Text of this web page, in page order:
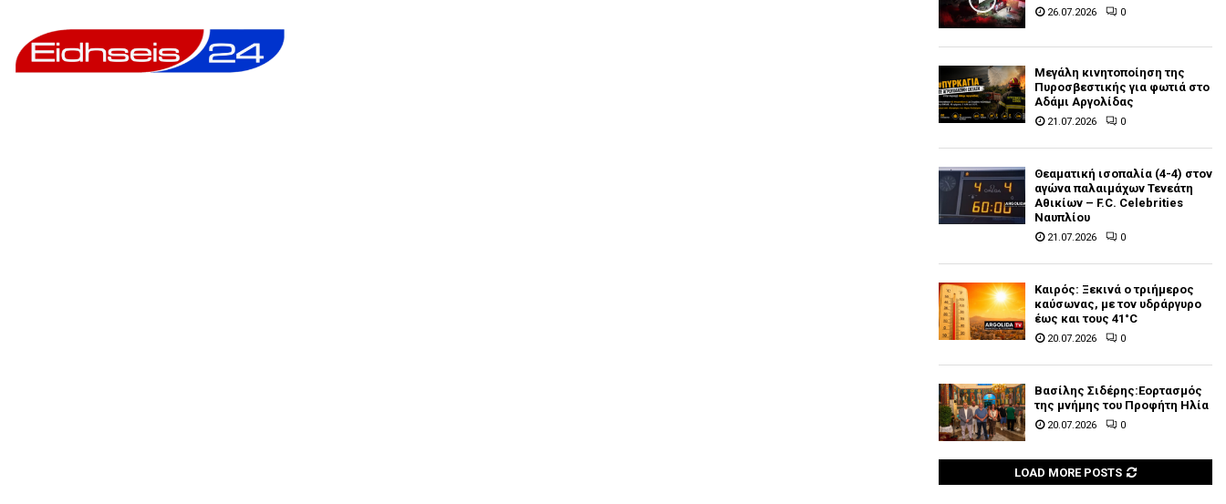
26.07.2026 0
Μεγάλη κινητοποίηση της
Πυροσβεστικής για φωτιά στο
Αδάμι Αργολίδας
21.07.2026 0
Θεαματική ισοπαλία (4-4) στον
αγώνα παλαιμάχων Τενεάτη
Αθικίων – F.C. Celebrities
Ναυπλίου
21.07.2026 0
Καιρός: Ξεκινά ο τριήμερος
καύσωνας, με τον υδράργυρο
έως και τους 41°C
20.07.2026 0
Βασίλης Σιδέρης:Εορτασμός
της μνήμης του Προφήτη Ηλία
20.07.2026 0
LOAD MORE POSTS